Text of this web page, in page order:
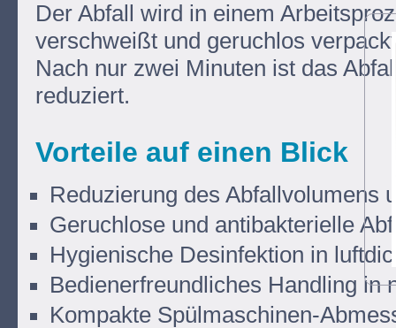
Der Abfall wird in einem
verschweißt und geruchlos
Nach nur zwei Minuten ist das
reduziert.
Vorteile auf einen Blick
Reduzierung des Abfallvolumens
Geruchlose und antibakterielle
Hygienische Desinfektion in
Bedienerfreundliches Handling in
Kompakte Spülmaschinen-